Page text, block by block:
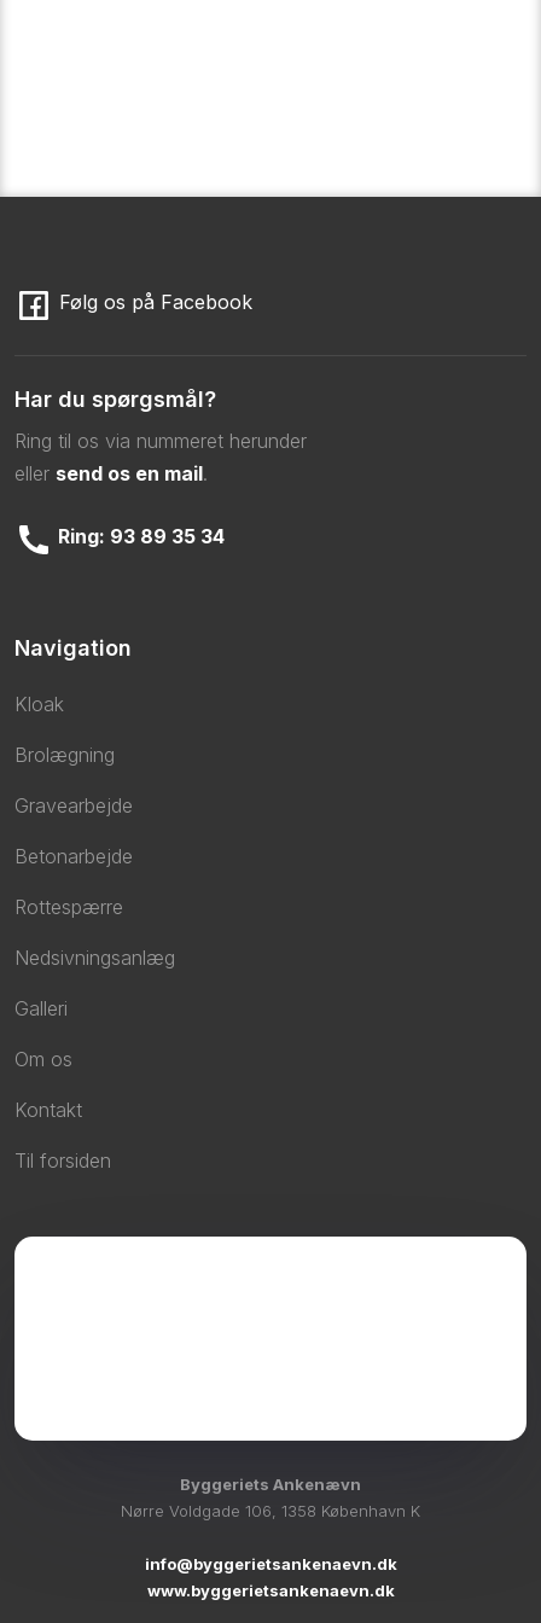
​Følg os på Facebook
Har du spørgsmål?
Ring til os via nummeret herunder
​eller send os en mail.
Ring: 93 89 35 34
Navigation
Kloak
Brolægning
Gravearbejde
Betonarbejde
Rottespærre
Nedsivningsanlæg
Galleri
Om os
Kontakt
Til forsiden
Byggeriets Ankenævn
Nørre Voldgade 106, 1358 København K
info@byggerietsankenaevn.dk
www.byggerietsankenaevn.dk